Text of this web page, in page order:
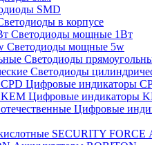
SMD
в корпусе
Светодиоды мощные 1Вт
Светодиоды мощные 5w
Светодиоды
Светодиоды
Цифровые индикаторы
Цифровые индикаторы
Цифровые